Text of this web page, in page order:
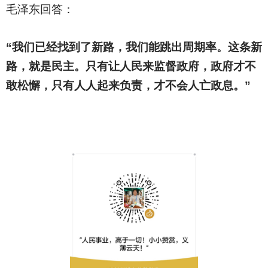
毛泽东回答：
“我们已经找到了新路，我们能跳出周期率。这条新
路，就是民主。只有让人民来监督政府，政府才不
敢松懈，只有人人起来负责，才不会人亡政息。”